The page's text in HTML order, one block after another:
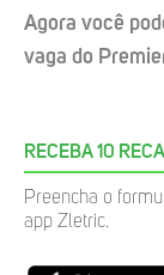
Agora você
vaga do
RECEBA 10
Preencha o
app Zletric.